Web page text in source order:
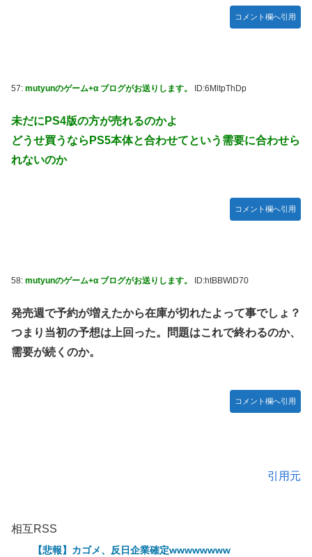
コメント欄へ引用
57: mutyunのゲーム+α ブログがお送りします。 ID:6MltpThDp
未だにPS4版の方が売れるのかよ
どうせ買うならPS5本体と合わせてという需要に合わせら
れないのか
コメント欄へ引用
58: mutyunのゲーム+α ブログがお送りします。 ID:htBBWlD70
発売週で予約が増えたから在庫が切れたよって事でしょ？
つまり当初の予想は上回った。問題はこれで終わるのか、
需要が続くのか。
コメント欄へ引用
引用元
相互RSS
【悲報】カゴメ、反日企業確定wwwwwwww